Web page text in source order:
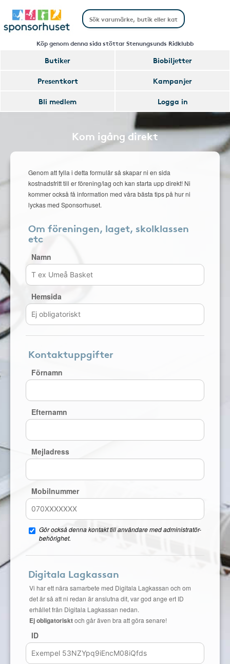
Köp genom denna sida stöttar Stenungsunds Ridklubb
Butiker
Biobiljetter
Presentkort
Kampanjer
Bli medlem
Logga in
Kom igång direkt
Genom att fylla i detta formulär så skapar ni en sida
kostnadsfritt till er förening/lag och kan starta upp direkt! Ni
kommer också få information med våra bästa tips på hur ni
lyckas med Sponsorhuset.
Om föreningen, laget, skolklassen
etc
Namn
Hemsida
Kontaktuppgifter
Förnamn
Efternamn
Mejladress
Mobilnummer
Gör också denna kontakt till användare med administratör-
behörighet.
Digitala Lagkassan
Vi har ett nära samarbete med Digitala Lagkassan och om
det är så att ni redan är anslutna dit, var god ange ert ID
erhållet från Digitala Lagkassan nedan.
Ej obligatorisktoch går även bra att göra senare!
ID